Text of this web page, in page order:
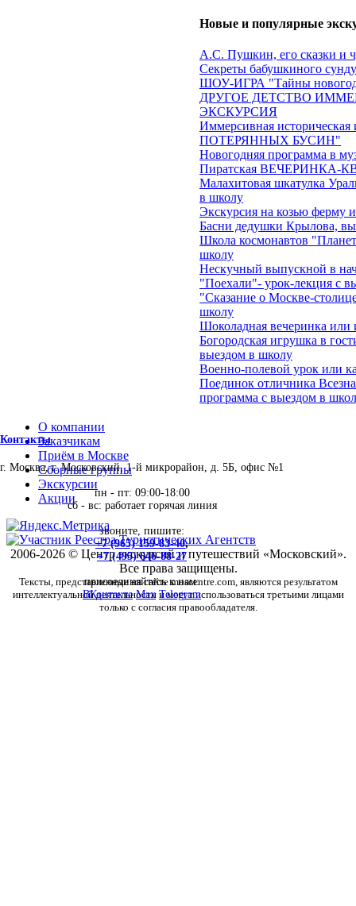
Новые и популярные
А.С. Пушкин, его сказки и
Секреты бабушкиного
ШОУ-ИГРА "Тайны
ДРУГОЕ ДЕТСТВО
ЭКСКУРСИЯ
Иммерсивная
ПОТЕРЯННЫХ БУСИН"
Новогодняя программа в
Пиратская ВЕЧЕРИНКА-
Малахитовая шкатулка
в школу
Экскурсия на козью ферму
Басни дедушки Крылова,
Школа космонавтов
школу
Нескучный выпускной в
"Поехали"- урок-лекция с
"Сказание о Москве-
школу
Шоколадная вечеринка или
Богородская игрушка в
выездом в школу
Военно-полевой урок или
Поединок отличника
программа с выездом в
Контакты
г. Москва, г. Московский, 1-й микрорайон, д. 5Б, офис №1
пн - пт: 09:00-18:00
сб - вс: работает горячая линия
звоните, пишите:
+7 (965) 159-83-40,
+7 (495) 646-88-27
присоединяйтесь к нам:
ВКонтакте Max Telegram
О компании
Заказчикам
Приём в Москве
Сборные группы
Экскурсии
Акции
2006-2026 © Центр экскурсий и путешествий «Московский».
Все права защищены.
Тексты, представленные на сайте moscentre.com, являются результатом
интеллектуальной деятельности и могут использоваться третьими лицами
только с согласия правообладателя.